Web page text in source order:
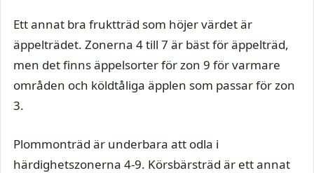
Ett annat bra fruktträd som höjer värdet är
äppelträdet. Zonerna 4 till 7 är bäst för äppelträd,
men det finns äppelsorter för zon 9 för varmare
områden och köldtåliga äpplen som passar för zon
3.
Plommonträd är underbara att odla i
härdighetszonerna 4-9. Körsbärsträd är ett annat